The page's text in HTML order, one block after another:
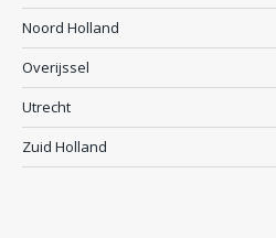
Noord Holland
Overijssel
Utrecht
Zuid Holland